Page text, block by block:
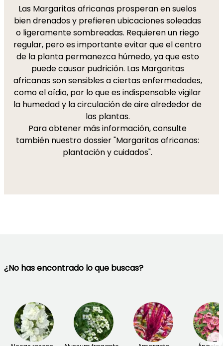
Las Margaritas africanas prosperan en suelos
bien drenados y prefieren ubicaciones soleadas
o ligeramente sombreadas. Requieren un riego
regular, pero es importante evitar que el centro
de la planta permanezca húmedo, ya que esto
puede causar pudrición. Las Margaritas
africanas son sensibles a ciertas enfermedades,
como el oídio, por lo que es indispensable vigilar
la humedad y la circulación de aire alrededor de
las plantas.
Para obtener más información, consulte
también nuestro dossier "Margaritas africanas:
plantación y cuidados".
¿No has encontrado lo que buscas?
→